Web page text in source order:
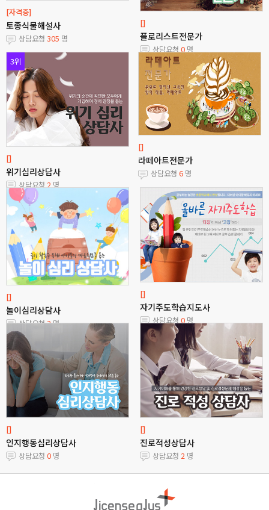
[자격증]
토종식물해설사
상담요청 305 명
[]
플로리스트전문가
상담요청 0명
3위
[]
위기심리상담사
상담요청 2 명
[]
라떼아트전문가
상담요청 6명
[]
놀이심리상담사
상담요청2명
[]
자기주도학습지도사
상담요청 0명
[]
인지행동심리상담사
상담요청 0 명
[]
진로적성상담사
상담요청 2 명